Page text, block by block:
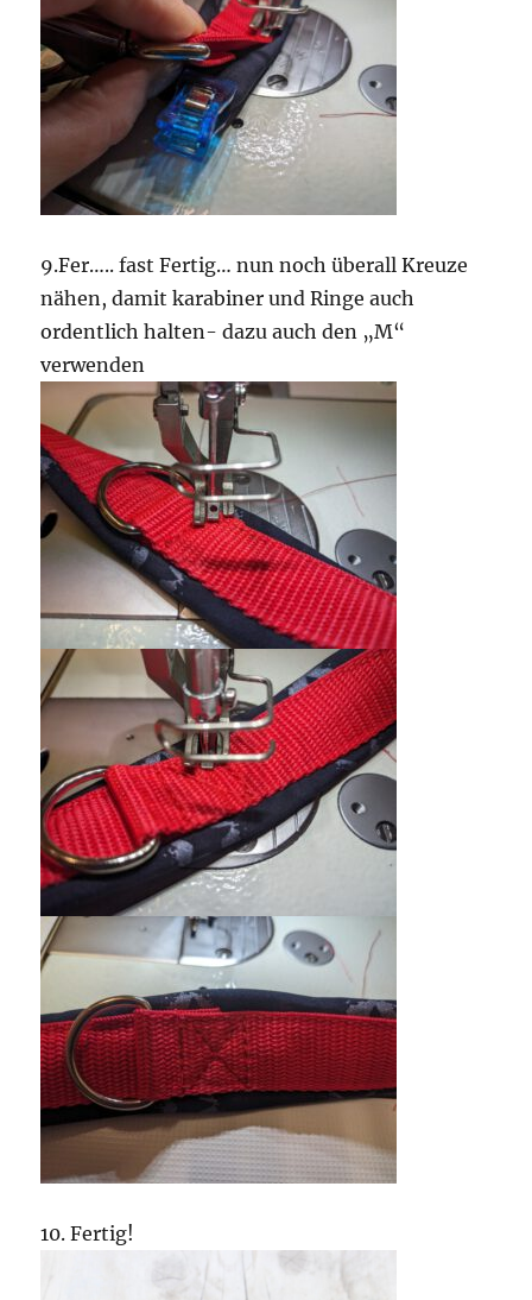
9.Fer….. fast Fertig… nun noch überall Kreuze
nähen, damit karabiner und Ringe auch
ordentlich halten- dazu auch den „M“
verwenden
10. Fertig!